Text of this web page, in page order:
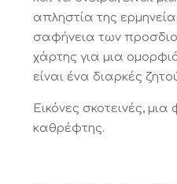
απληστία της
σαφήνεια των
χάρτης για μια
είναι ένα διαρκές
Εικόνες σκοτεινές,
καθρέφτης.